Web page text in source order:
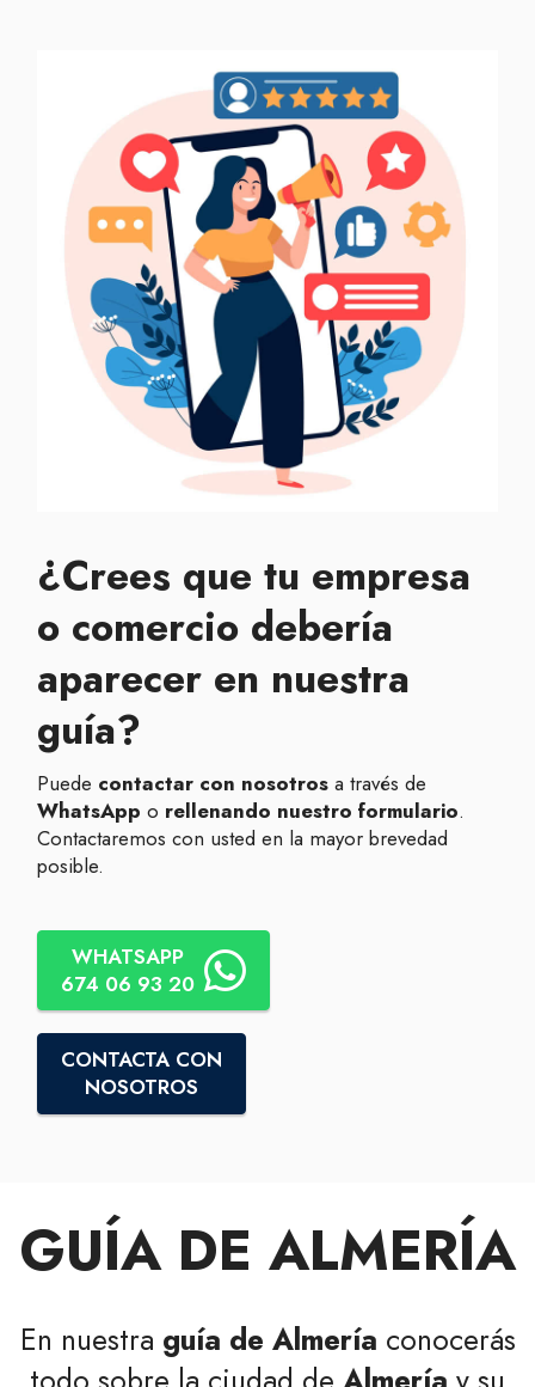
¿Crees que tu empresa
o comercio debería
aparecer en nuestra
guía?
Puede contactar con nosotros a través de
WhatsApp o rellenando nuestro formulario.
Contactaremos con usted en la mayor brevedad
posible.
WHATSAPP
674 06 93 20
CONTACTA CON
NOSOTROS
GUÍA DE ALMERÍA
En nuestra guía de Almería conocerás